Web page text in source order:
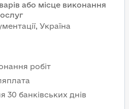
або місце виконання
Україна
робіт
30 банківських днів